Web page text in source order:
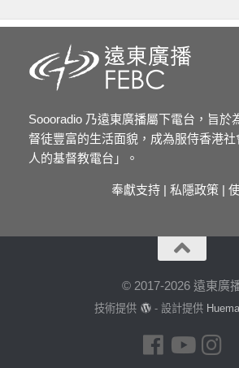
Soooradio 乃遠東廣播屬下電台，旨於
督徒豐富的生活面貌，成為服侍香港
人的基督教電台」。
奉獻支持 | 私隱政策 |
© 2017-2026 遠東廣
技術提供 - 設計提供